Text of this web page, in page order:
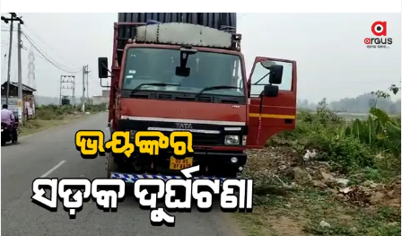
Argus Chalo Dekhein Apna Desh